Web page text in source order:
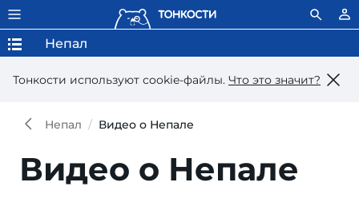
Тонкости используют сookie-файлы. Что это значит?
Непал
Непал Видео о Непале
Видео о Непале